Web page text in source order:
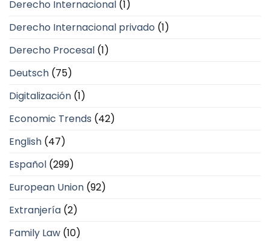
Derecho Internacional (1)
Derecho Internacional privado (1)
Derecho Procesal (1)
Deutsch (75)
Digitalización (1)
Economic Trends (42)
English (47)
Español (299)
European Union (92)
Extranjería (2)
Family Law (10)